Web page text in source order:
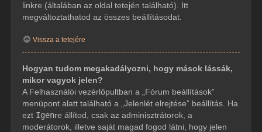
linkre (általában az oldal tetején található). Itt
megváltoztathatod az összes beállításodat.
Vissza a tetejére
Hogyan tudom megakadályozni, hogy mások lássák,
mikor vagyok jelen?
A Felhasználói vezérlőpultban a „Fórum beállítások”
menüpont alatt található a „Jelenlét elrejtése” beállítás. Ha
ezt Igenre állítod, csak az adminisztrátorok, a
moderátorok, illetve saját magad fogod látni, hogy jelen